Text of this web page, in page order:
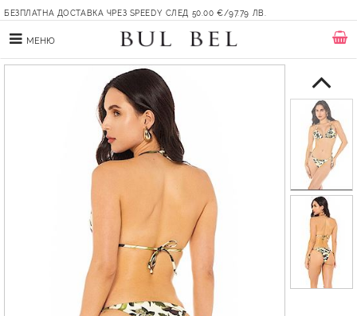
БЕЗПЛАТНА ДОСТАВКА ЧРЕЗ SPEEDY СЛЕД 50.00 €/97.79 ЛВ.
МЕНЮ